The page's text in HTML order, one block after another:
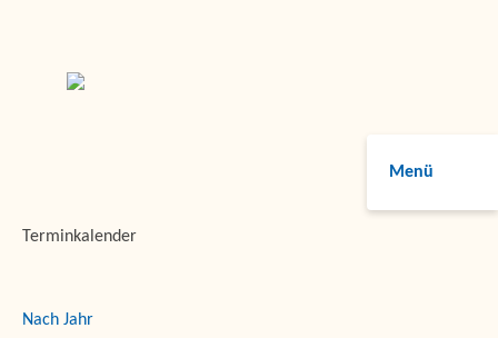
Menü
Terminkalender
Nach Jahr